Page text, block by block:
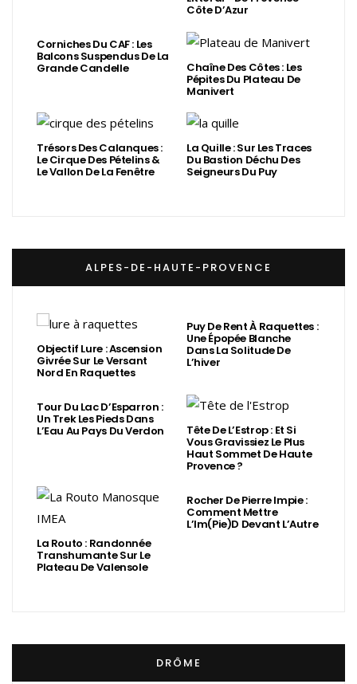
Côte D’Azur
Corniches Du CAF : Les
Balcons Suspendus De La
Grande Candelle Chaîne Des Côtes : Les
Pépites Du Plateau De
Manivert
Trésors Des Calanques :
Le Cirque Des Pételins &
Le Vallon De La Fenêtre
La Quille : Sur Les Traces
Du Bastion Déchu Des
Seigneurs Du Puy
ALPES-DE-HAUTE-PROVENCE
Objectif Lure : Ascension
Givrée Sur Le Versant
Nord En Raquettes
Puy De Rent À Raquettes :
Une Épopée Blanche
Dans La Solitude De
L’hiver
Tour Du Lac D’Esparron :
Un Trek Les Pieds Dans
L’Eau Au Pays Du Verdon Tête De L’Estrop : Et Si
Vous Gravissiez Le Plus
Haut Sommet De Haute
Provence ?
La Routo : Randonnée
Transhumante Sur Le
Plateau De Valensole
Rocher De Pierre Impie :
Comment Mettre
L’Im(Pie)d Devant L’Autre
DRÔME